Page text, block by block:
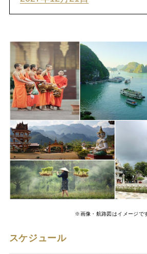
※画像・航路図はイメージで
スケジュール